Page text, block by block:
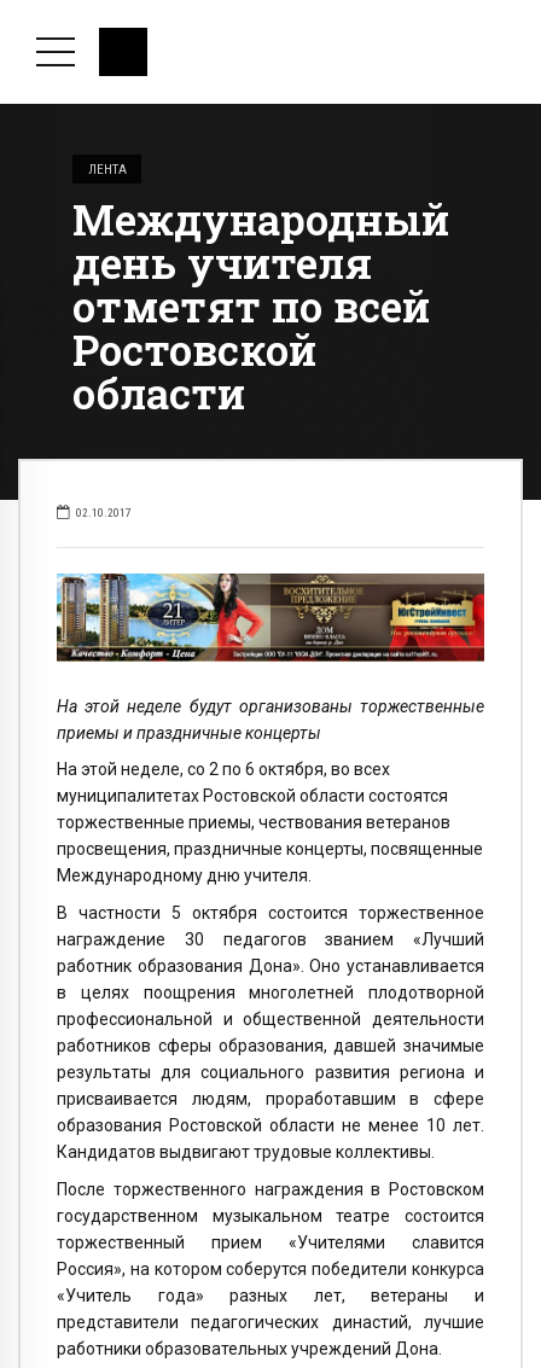
ЛЕНТА
Международный
день учителя
отметят по всей
Ростовской
области
02.10.2017
На этой неделе будут организованы торжественные
приемы и праздничные концерты
На этой неделе, со 2 по 6 октября, во всех
муниципалитетах Ростовской области состоятся
торжественные приемы, чествования ветеранов
просвещения, праздничные концерты, посвященные
Международному дню учителя.
В частности 5 октября состоится торжественное
награждение 30 педагогов званием «Лучший
работник образования Дона». Оно устанавливается
в целях поощрения многолетней плодотворной
профессиональной и общественной деятельности
работников сферы образования, давшей значимые
результаты для социального развития региона и
присваивается людям, проработавшим в сфере
образования Ростовской области не менее 10 лет.
Кандидатов выдвигают трудовые коллективы.
После торжественного награждения в Ростовском
государственном музыкальном театре состоится
торжественный прием «Учителями славится
Россия», на котором соберутся победители конкурса
«Учитель года» разных лет, ветераны и
представители педагогических династий, лучшие
работники образовательных учреждений Дона.